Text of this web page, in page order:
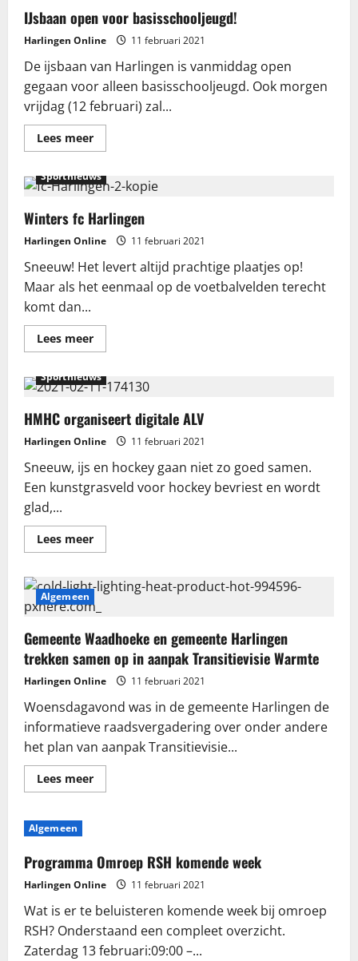
meer
“In
de
IJsbaan open voor basisschooljeugd!
Harlingen Online 11 februari 2021
De ijsbaan van Harlingen is vanmiddag open
gegaan voor alleen basisschooljeugd. Ook morgen
vrijdag (12 februari) zal...
Lees meerLees
meer
open
voor
Sportnieuws
Winters fc Harlingen
Harlingen Online 11 februari 2021
Sneeuw! Het levert altijd prachtige plaatjes op!
Maar als het eenmaal op de voetbalvelden terecht
komt dan...
Lees meerLees
meer
fc
Harlingen
Sportnieuws
HMHC organiseert digitale ALV
Harlingen Online 11 februari 2021
Sneeuw, ijs en hockey gaan niet zo goed samen.
Een kunstgrasveld voor hockey bevriest en wordt
glad,...
Lees meerLees
meer
organiseert
digitale
ALV
Algemeen
Gemeente Waadhoeke en gemeente Harlingen
trekken samen op in aanpak Transitievisie Warmte
Harlingen Online 11 februari 2021
Woensdagavond was in de gemeente Harlingen de
informatieve raadsvergadering over onder andere
het plan van aanpak Transitievisie...
Lees meerLees
meer
Harlingen
trekken
samen
op
aanpak
Transitievisie
Warmte
Algemeen
Programma Omroep RSH komende week
Harlingen Online 11 februari 2021
Wat is er te beluisteren komende week bij omroep
RSH? Onderstaand een compleet overzicht.
Zaterdag 13 februari:09:00 –...